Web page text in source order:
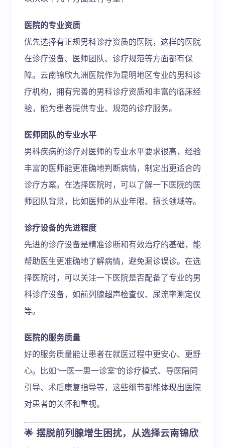
医院的专业资质
优先选择有正规男科诊疗资质的医院，这样的医院
在诊疗设备、医师团队、诊疗规范等方面都有保
障。云南锦欣九洲医院作为昆明地区专业的男科诊
疗机构，拥有完善的男科诊疗资质和丰富的临床经
验，能为患者提供专业、规范的诊疗服务。
医师团队的专业水平
男科疾病的诊疗对医师的专业水平要求很高，经验
丰富的医师能更准确地判断病情，制定出更适合的
诊疗方案。在选择医院时，可以了解一下医院的医
师团队背景，比如医师的从业年限、擅长领域等。
诊疗设备的先进程度
先进的诊疗设备是精准诊断和有效治疗的基础，能
帮助医生更准确地了解病情，避免漏诊误诊。在选
择医院时，可以关注一下医院是否配备了专业的男
科诊疗设备，如前列腺超声检查仪、尿流率测定仪
等。
医院的服务质量
好的服务质量能让患者在就医过程中更安心、更舒
心。比如“一医一患一诊室”的诊疗模式、导医陪同
引导、术后康复指导等，这些细节都能体现出医院
对患者的关怀和重视。
🌟 摆脱前列腺增生困扰，从选择云南锦欣